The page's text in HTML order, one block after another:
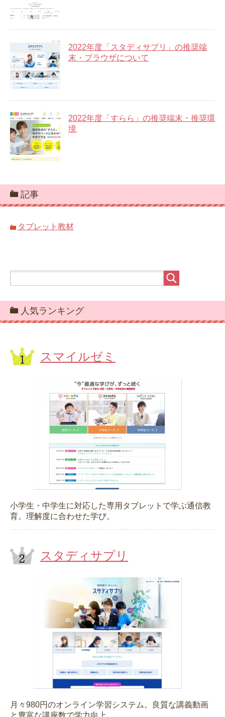
2022年度「スタディサプリ」の推奨端
末・ブラウザについて
2022年度「すらら」の推奨端末・推奨環
境
記事
タブレット教材
人気ランキング
スマイルゼミ
小学生・中学生に対応した専用タブレットで学ぶ通信教
育。理解度に合わせた学び。
スタディサプリ
月々980円のオンライン学習システム。良質な講義動画
と豊富な講座数で学力向上。